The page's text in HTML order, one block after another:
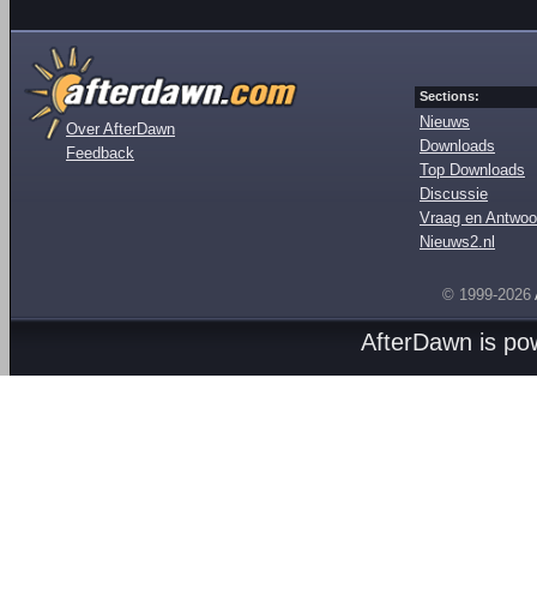
Over AfterDawn
Feedback
Sections:
Nieuws
Downloads
Top Downloads
Discussie
Vraag en
Nieuws2.nl
© 1999-2026
AfterDawn is